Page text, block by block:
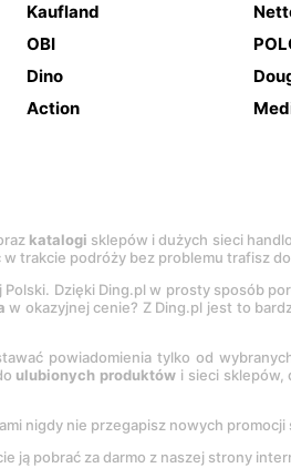
Kaufland
OBI
Dino
Action
katalogi sklepów i dużych sieci
trakcie podróży bez problemu trafisz
Polski. Dzięki Ding.pl w prosty sposób
w okazyjnej cenie? Z Ding.pl jest to
powiadomienia tylko od
ulubionych produktów i sieci sklepów,
nigdy nie przegapisz nowych promocji
ją pobrać za darmo z naszej strony